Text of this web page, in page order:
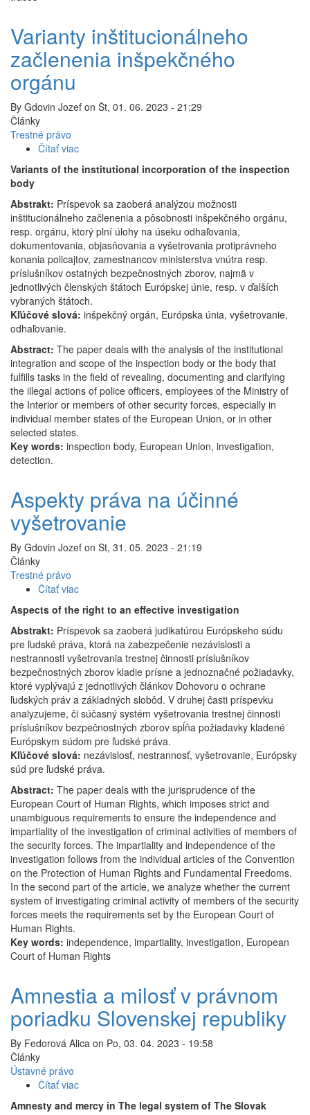
Varianty inštitucionálneho
začlenenia inšpekčného
orgánu
By Gdovin Jozef on Št, 01. 06. 2023 - 21:29
Články
Trestné právo
Čítať viac
Varianty
inštitucionálneho
inšpekčného
orgánu
Variants of the institutional incorporation of the inspection
body
Abstrakt: Príspevok sa zaoberá analýzou možnosti
inštitucionálneho začlenenia a pôsobnosti inšpekčného orgánu,
resp. orgánu, ktorý plní úlohy na úseku odhaľovania,
dokumentovania, objasňovania a vyšetrovania protiprávneho
konania policajtov, zamestnancov ministerstva vnútra resp.
príslušníkov ostatných bezpečnostných zborov, najmä v
jednotlivých členských štátoch Európskej únie, resp. v ďalších
vybraných štátoch.
Kľúčové slová: inšpekčný orgán, Európska únia, vyšetrovanie,
odhaľovanie.
Abstract: The paper deals with the analysis of the institutional
integration and scope of the inspection body or the body that
fulfills tasks in the field of revealing, documenting and clarifying
the illegal actions of police officers, employees of the Ministry of
the Interior or members of other security forces, especially in
individual member states of the European Union, or in other
selected states.
Key words: inspection body, European Union, investigation,
detection.
Aspekty práva na účinné
vyšetrovanie
By Gdovin Jozef on St, 31. 05. 2023 - 21:19
Články
Trestné právo
Čítať viac
Aspekty
práva
na
účinné
vyšetrovanie
Aspects of the right to an effective investigation
Abstrakt: Príspevok sa zaoberá judikatúrou Európskeho súdu
pre ľudské práva, ktorá na zabezpečenie nezávislosti a
nestrannosti vyšetrovania trestnej činnosti príslušníkov
bezpečnostných zborov kladie prísne a jednoznačné požiadavky,
ktoré vyplývajú z jednotlivých článkov Dohovoru o ochrane
ľudských práv a základných slobôd. V druhej časti príspevku
analyzujeme, či súčasný systém vyšetrovania trestnej činnosti
príslušníkov bezpečnostných zborov spĺňa požiadavky kladené
Európskym súdom pre ľudské práva.
Kľúčové slová: nezávislosť, nestrannosť, vyšetrovanie, Európsky
súd pre ľudské práva.
Abstract: The paper deals with the jurisprudence of the
European Court of Human Rights, which imposes strict and
unambiguous requirements to ensure the independence and
impartiality of the investigation of criminal activities of members of
the security forces. The impartiality and independence of the
investigation follows from the individual articles of the Convention
on the Protection of Human Rights and Fundamental Freedoms.
In the second part of the article, we analyze whether the current
system of investigating criminal activity of members of the security
forces meets the requirements set by the European Court of
Human Rights.
Key words: independence, impartiality, investigation, European
Court of Human Rights
Amnestia a milosť v právnom
poriadku Slovenskej republiky
By Fedorová Alica on Po, 03. 04. 2023 - 19:58
Články
Ústavné právo
Čítať viac
Amnestia
a
Amnesty and mercy in The legal system of The Slovak